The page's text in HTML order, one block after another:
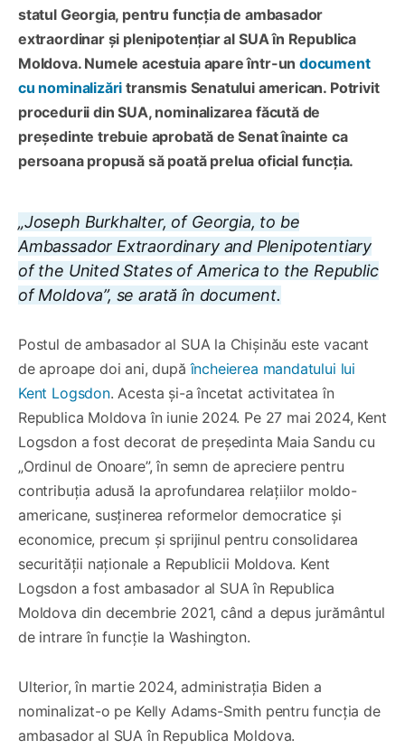
statul Georgia, pentru funcția de ambasador
extraordinar și plenipotențiar al SUA în Republica
Moldova. Numele acestuia apare într-un document
cu nominalizări transmis Senatului american. Potrivit
procedurii din SUA, nominalizarea făcută de
președinte trebuie aprobată de Senat înainte ca
persoana propusă să poată prelua oficial funcția.
„Joseph Burkhalter, of Georgia, to be
Ambassador Extraordinary and Plenipotentiary
of the United States of America to the Republic
of Moldova”, se arată în document.
Postul de ambasador al SUA la Chișinău este vacant
de aproape doi ani, dupăîncheierea mandatului lui
Kent Logsdon. Acesta și-a încetat activitatea în
Republica Moldova în iunie 2024. Pe 27 mai 2024, Kent
Logsdon a fost decorat de președinta Maia Sandu cu
„Ordinul de Onoare”, în semn de apreciere pentru
contribuția adusă la aprofundarea relațiilor moldo-
americane, susținerea reformelor democratice și
economice, precum și sprijinul pentru consolidarea
securității naționale a Republicii Moldova. Kent
Logsdon a fost ambasador al SUA în Republica
Moldova din decembrie 2021, când a depus jurământul
de intrare în funcție la Washington.
Ulterior, în martie 2024, administrația Biden a
nominalizat-o pe Kelly Adams-Smith pentru funcția de
ambasador al SUA în Republica Moldova.